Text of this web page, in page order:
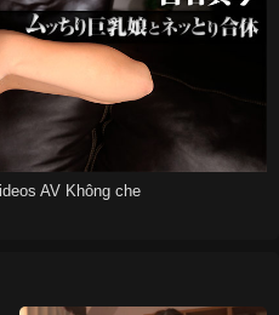
AV Không che